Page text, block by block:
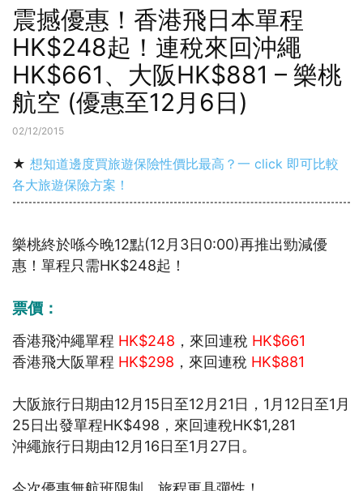
震撼優惠！香港飛日本單程
HK$248起！連稅來回沖繩
HK$661、大阪HK$881 – 樂桃
航空 (優惠至12月6日)
02/12/2015
★ 想知道邊度買旅遊保險性價比最高？一 click 即可比較
各大旅遊保險方案！
樂桃終於喺今晚12點(12月3日0:00)再推出勁減優
惠！單程只需HK$248起！
票價：
香港飛沖繩單程 HK$248 ，來回連稅 HK$661
香港飛大阪單程 HK$298 ，來回連稅 HK$881
大阪旅行日期由12月15日至12月21日，1月12日至1月
25日出發單程HK$498，來回連稅HK$1,281
沖繩旅行日期由12月16日至1月27日。